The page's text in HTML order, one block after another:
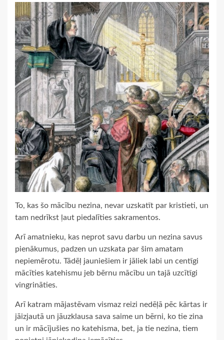
To, kas šo mācību nezina, nevar uzskatīt par kristieti, un
tam nedrīkst ļaut piedalīties sakramentos.
Arī amatnieku, kas neprot savu darbu un nezina savus
pienākumus, padzen un uzskata par šim amatam
nepiemērotu. Tādēļ jauniešiem ir jāliek labi un centīgi
mācīties katehismu jeb bērnu mācību un tajā uzcītīgi
vingrināties.
Arī katram mājastēvam vismaz reizi nedēļā pēc kārtas ir
jāizjautā un jāuzklausa sava saime un bērni, ko tie zina
un ir mācījušies no katehisma, bet, ja tie nezina, tiem